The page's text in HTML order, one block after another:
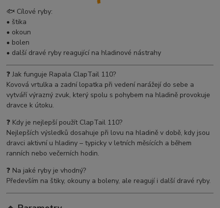
🐟 Cílové ryby:
• štika
• okoun
• bolen
• další dravé ryby reagující na hladinové nástrahy
❓ Jak funguje Rapala ClapTail 110?
Kovová vrtulka a zadní lopatka při vedení narážejí do sebe a
vytváří výrazný zvuk, který spolu s pohybem na hladině provokuje
dravce k útoku.
❓ Kdy je nejlepší použít ClapTail 110?
Nejlepších výsledků dosahuje při lovu na hladině v době, kdy jsou
dravci aktivní u hladiny – typicky v letních měsících a během
ranních nebo večerních hodin.
❓ Na jaké ryby je vhodný?
Především na štiky, okouny a boleny, ale reagují i další dravé ryby.